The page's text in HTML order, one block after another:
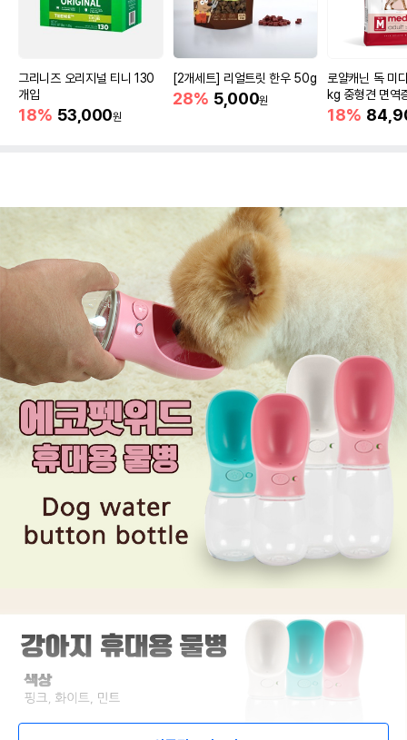
그리니즈 오리지널 티니 130
개입
18% 53,000원
[2개세트] 리얼트릿 한우 50g
28% 5,000원
로얄캐닌 독 미
kg 중형견 면역
18%